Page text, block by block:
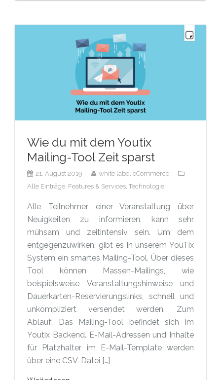
Wie du mit dem Youtix
Mailing-Tool Zeit sparst
21. August 2019
white label eCommerce
Alle Einträge, Features & Services, Technologie
Alle Teilnehmer einer Veranstaltung über
Neuigkeiten zu informieren, kann sehr
mühsam und zeitintensiv sein. Um dem
entgegenzuwirken, gibt es in unserem YouTix
System ein smartes Mailing-Tool. Über dieses
Tool können Massen-Mailings, wie
beispielsweise Veranstaltungshinweise und
Dauerkarten-Reservierungslinks, schnell und
unkompliziert versendet werden. Zum
Ablauf: Das Mailing-Tool befindet sich im
Youtix Backend. E-Mail-Adressen und Inhalte
für Platzhalter im E-Mail-Template werden
über eine CSV-Datei […]